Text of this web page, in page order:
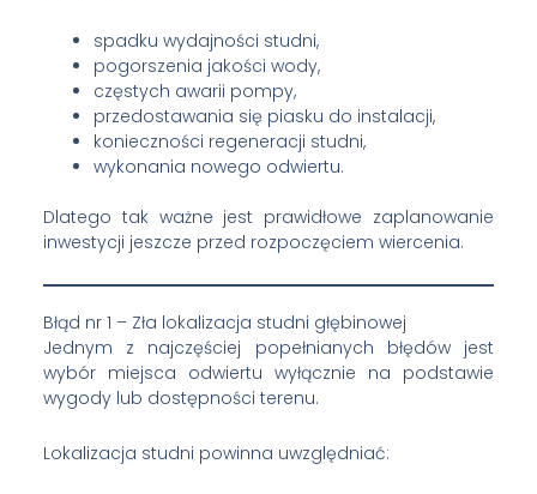
spadku wydajności studni,
pogorszenia jakości wody,
częstych awarii pompy,
przedostawania się piasku do instalacji,
konieczności regeneracji studni,
wykonania nowego odwiertu.
Dlatego tak ważne jest prawidłowe zaplanowanie
inwestycji jeszcze przed rozpoczęciem wiercenia.
Błąd nr 1 – Zła lokalizacja studni głębinowej
Jednym z najczęściej popełnianych błędów jest
wybór miejsca odwiertu wyłącznie na podstawie
wygody lub dostępności terenu.
Lokalizacja studni powinna uwzględniać: